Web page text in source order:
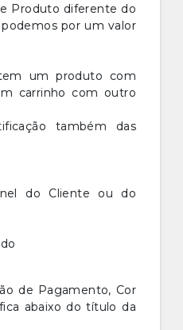
Produto diferente do
podemos por um valor
um produto com
carrinho com outro
também das
do Cliente ou do
de Pagamento, Cor
abaixo do título da